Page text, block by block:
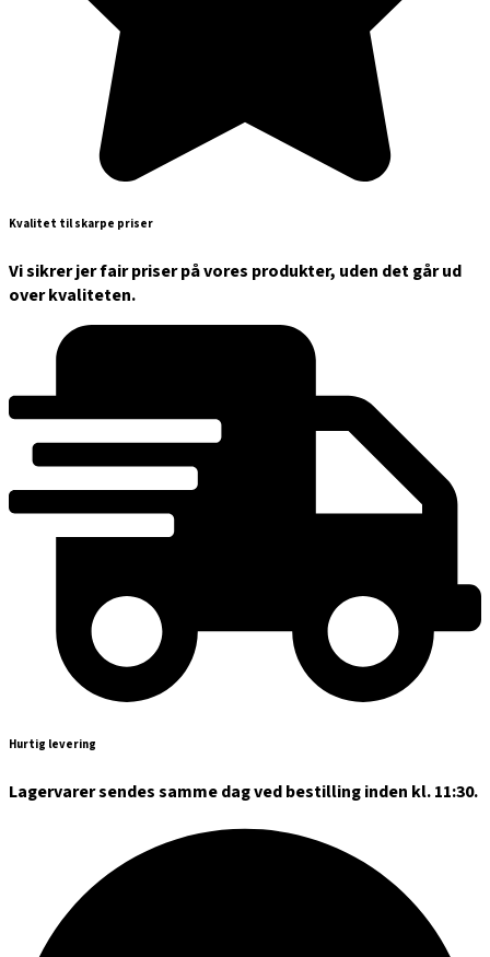
Kvalitet til skarpe priser
Vi sikrer jer fair priser på vores produkter, uden det går ud
over kvaliteten.
Hurtig levering
Lagervarer sendes samme dag ved bestilling inden kl. 11:30.